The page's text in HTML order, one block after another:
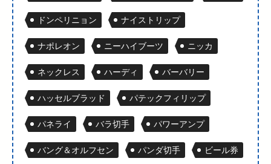
ドンペリニョン ナイストリップ
ナポレオン ニーハイブーツ ニッカ
ネックレス ハーディ バーバリー
ハッセルブラッド パテックフィリップ
パネライ バラ切手 パワーアンプ
バング＆オルフセン パンダ切手 ビール券